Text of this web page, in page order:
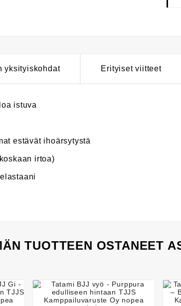
yksityiskohdat Erityiset viitteet
istuva
estävät ihoärsytystä
irtoa)
TUOTTEEN OSTANEET
   